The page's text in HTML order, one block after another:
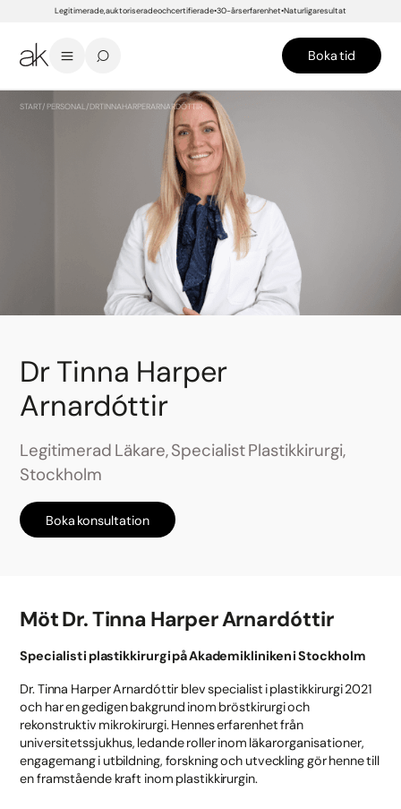
Legitimerade, auktoriserade och certifierade 30-års erfarenhet Naturliga resultat
Boka tid
START/PERSONAL/DR TINNA HARPER ARNARDÓTTIR
Dr Tinna Harper
Arnardóttir
Legitimerad Läkare, Specialist Plastikkirurgi,
Stockholm
Boka konsultation
Möt Dr. Tinna Harper Arnardóttir
Specialist i plastikkirurgi på Akademikliniken i Stockholm
Dr. Tinna Harper Arnardóttir blev specialist i plastikkirurgi 2021
och har en gedigen bakgrund inom bröstkirurgi och
rekonstruktiv mikrokirurgi. Hennes erfarenhet från
universitetssjukhus, ledande roller inom läkarorganisationer,
engagemang i utbildning, forskning och utveckling gör henne till
en framstående kraft inom plastikkirurgin.